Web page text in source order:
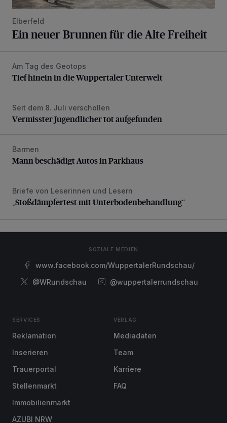
Elberfeld
Ein neuer Brunnen für die Alte Freiheit
Tief hinein in die Wuppertaler Unterwelt
Am Tag des Geotops
Tief hinein in die Wuppertaler Unterwelt
Vermisster Jugendlicher tot aufgefunden
Seit dem 8. Juli verschollen
Vermisster Jugendlicher tot aufgefunden
Mann beschädigt Autos in Parkhaus
Barmen
Mann beschädigt Autos in Parkhaus
„Stoßdämpfertest mit Unterbodenbehandlung“
Briefe von Leserinnen und Lesern
„Stoßdämpfertest mit Unterbodenbehandlung“
SOZIALE MEDIEN
www.facebook.com/WuppertalerRundschau/
@WRundschau
@wuppertalerrundschau
SERVICES
Reklamation
Inserieren
Trauerportal
Stellenmarkt
Immobilienmarkt
AZUBI NRW
VERLAG
Mediadaten
Team
Karriere
FAQ